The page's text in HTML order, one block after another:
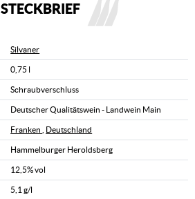
STECKBRIEF
Silvaner
0,75 l
Schraubverschluss
Deutscher Qualitätswein - Landwein Main
Franken Deutschland
Hammelburger Heroldsberg
12,5% vol
5,1 g/l